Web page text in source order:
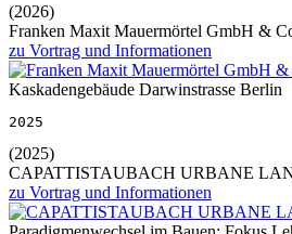
(2026)
Franken Maxit Mauermörtel GmbH &
zu Vortrag und Informationen
Kaskadengebäude Darwinstrasse Berlin
2025
(2025)
CAPATTISTAUBACH URBANE
zu Vortrag und Informationen